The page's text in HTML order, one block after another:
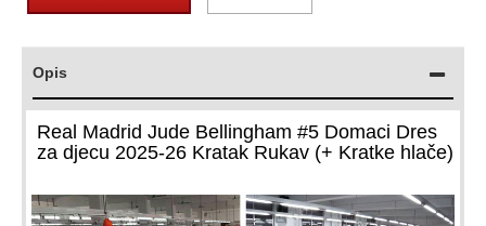
Opis
Real Madrid Jude Bellingham #5 Domaci Dres
za djecu 2025-26 Kratak Rukav (+ Kratke hlače)